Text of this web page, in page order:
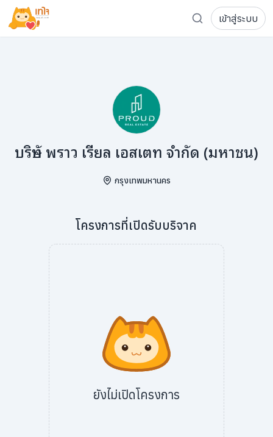
รู้จักเทใจ
เจ้าของโครงการ
ส่งโครงการ
COCON (ห้อง 304) ชั้น 3 อาคาร The Season Mall 899
098-615-5885
info@taejai.com
นโยบายความเป็นส่วนตัว
นโยบายการใช้งานคุกกี้
ไทย
เข้าสู่ระบบ
บริษัท พราว เรียล เอสเตท จำกัด (มหาชน)
กรุงเทพมหานคร
โครงการที่เปิดรับบริจาค
ยังไม่เปิดโครงการ